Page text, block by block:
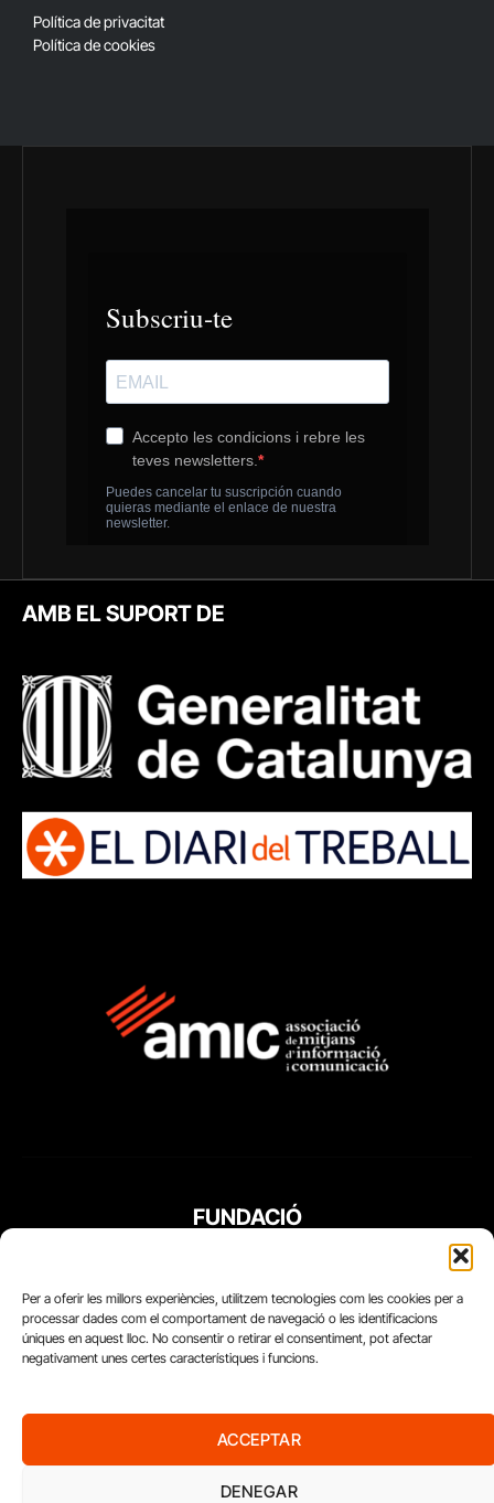
Per a oferir les millors experiències, utilitzem tecnologies com les cookies per a
processar dades com el comportament de navegació o les identificacions
úniques en aquest lloc. No consentir o retirar el consentiment, pot afectar
negativament unes certes característiques i funcions.
ACCEPTAR
DENEGAR
Política de privacitat
Política de cookies
AMB EL SUPORT DE
FUNDACIÓ